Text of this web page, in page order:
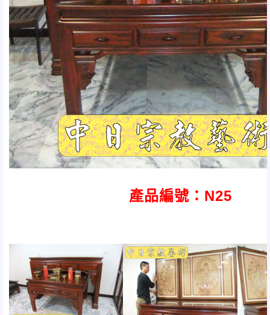
產品編號：N25
橢圓心經觀音聯+福祿壽聯 寬6尺
花梨七抽神桌 寬6尺3深2尺高4